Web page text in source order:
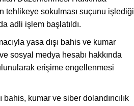
tehlikeye sokulması suçunu işlediği
adli işlem başlatıldı.
yasa dışı bahis ve kumar
sosyal medya hesabı hakkında
erişime engellenmesi
kumar ve siber dolandırıcılık